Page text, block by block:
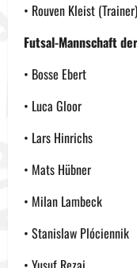
• Rouven Kleist (Trainer)
Futsal-Mannschaft
• Bosse Ebert
• Luca Gloor
• Lars Hinrichs
• Mats Hübner
• Milan Lambeck
• Stanislaw Plóciennik